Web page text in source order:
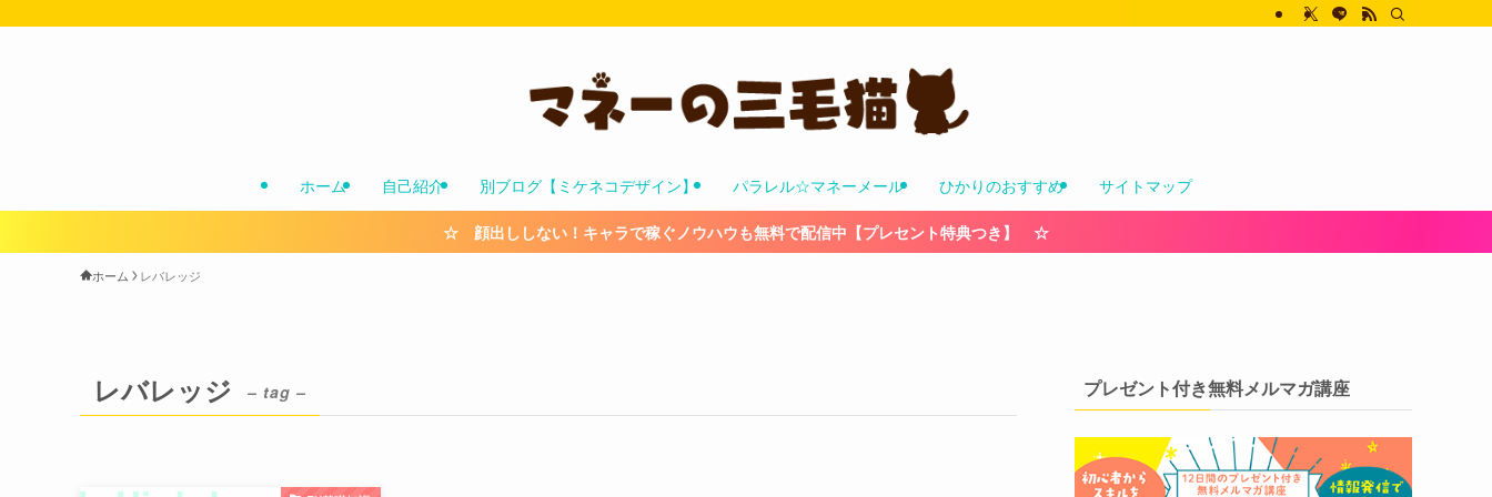
ホーム 自己紹介 別ブログ【ミケネコデザイン】 パラレル☆マネーメール ひかりのおすすめ サイトマップ
☆ 顔出ししない！キャラで稼ぐノウハウも無料で配信中【プレセント特典つき】 ☆
ホーム レバレッジ
レバレッジ – tag – プレゼント付き無料メルマガ講座